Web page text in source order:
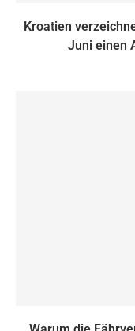
Kroatien
Juni einen